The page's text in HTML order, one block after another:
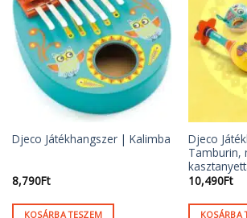
Djeco Játékhangszer | Kalimba
8,790Ft
KOSÁRBA TESZEM
Djeco
Tamburin,
10,490Ft
KOSÁRBA